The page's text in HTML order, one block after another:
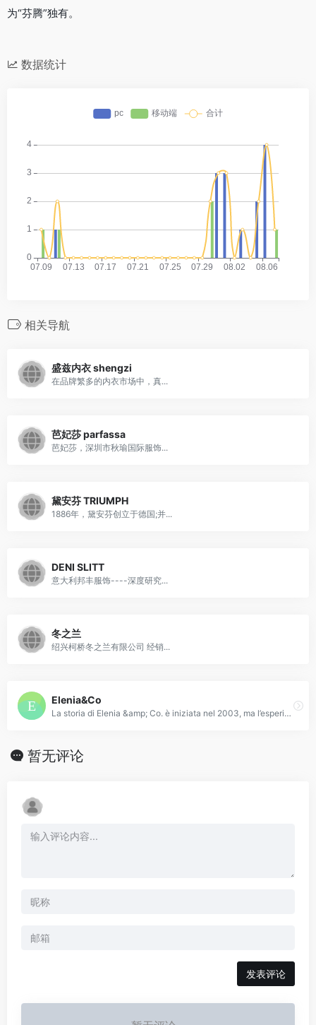
为“芬腾”独有。
数据统计
相关导航
盛兹内衣 shengzi
在品牌繁多的内衣市场中，真...
芭妃莎 parfassa
芭妃莎，深圳市秋瑜国际服饰...
黛安芬 TRIUMPH
1886年，黛安芬创立于德国;并...
DENI SLITT
意大利邦丰服饰----深度研究...
冬之兰
绍兴柯桥冬之兰有限公司 经销...
Elenia&Co
La storia di Elenia &amp; Co. è iniziata nel 2003, ma l’esperienza della sua fondatrice e direttore creativo Elenia Vici affonda le sue radici nel distretto romagnolo dello swimwear. Si può infatti dire che Elenia sia cresciuta fra i costumi da bagno, nell’azienda
暂无评论
发表评论